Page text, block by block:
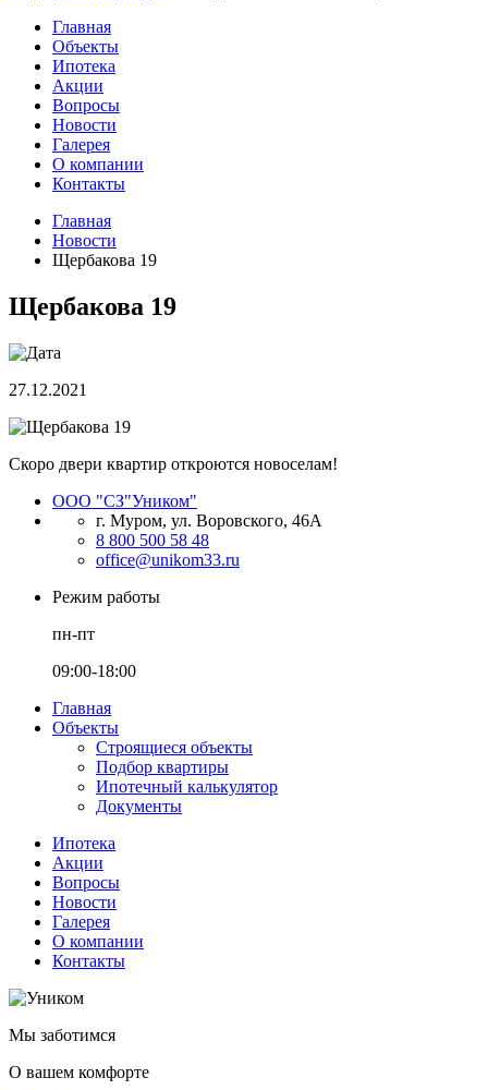
Главная
Объекты
Ипотека
Акции
Вопросы
Новости
Галерея
О компании
Контакты
Главная
Новости
Щербакова 19
Щербакова 19
27.12.2021
Скоро двери квартир откроются новоселам!
ООО "СЗ"Уником"
г. Муром, ул. Воровского, 46А
8 800 500 58 48
office@unikom33.ru
Режим работы
пн-пт
09:00-18:00
Главная
Объекты
Строящиеся объекты
Подбор квартиры
Ипотечный калькулятор
Документы
Ипотека
Акции
Вопросы
Новости
Галерея
О компании
Контакты
Мы заботимся
О вашем комфорте